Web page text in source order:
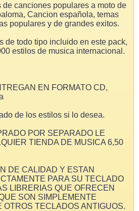
de canciones populares a moto de
Cancion española, temas
populares y de grandes exitos.
de todo tipo incluido en este pack,
estilos de musica internacional.
EN FORMATO CD,
de los estilos si lo desea.
POR SEPARADO LE
TIENDA DE MUSICA 6,50
DE CALIDAD Y ESTAN
PARA SU TECLADO
LIBRERIAS QUE OFRECEN
SON SIMPLEMENTE
TECLADOS ANTIGUOS.